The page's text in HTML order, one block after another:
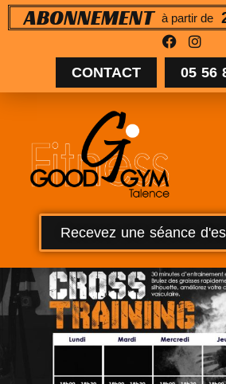
ABONNEMENT à partir de
CONTACT 05 56
Recevez une séance